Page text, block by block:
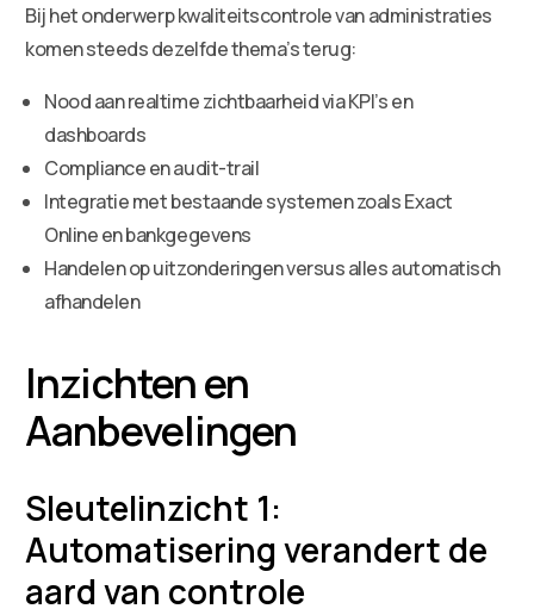
Bij het onderwerp kwaliteitscontrole van administraties
komen steeds dezelfde thema’s terug:
Nood aan realtime zichtbaarheid via KPI’s en
dashboards
Compliance en audit-trail
Integratie met bestaande systemen zoals Exact
Online en bankgegevens
Handelen op uitzonderingen versus alles automatisch
afhandelen
Inzichten en
Aanbevelingen
Sleutelinzicht 1:
Automatisering verandert de
aard van controle